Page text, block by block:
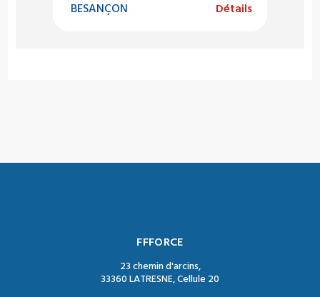
BESANÇON Détails
FFFORCE
23 chemin d'arcins,
33360 LATRESNE, Cellule 20